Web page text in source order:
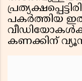
പകർത്തിയ
കണക്കിന്